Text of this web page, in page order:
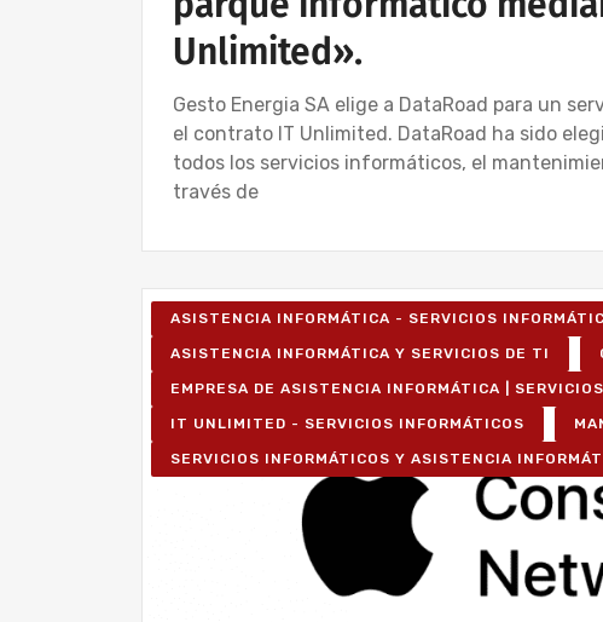
Unlimited».
Gesto Energia SA elige a DataRoad para un
el contrato IT Unlimited. DataRoad ha sido
todos los servicios informáticos, el
través de
ASISTENCIA INFORMÁTICA - SERVICIOS
ASISTENCIA INFORMÁTICA Y SERVICIOS DE TI
EMPRESA DE ASISTENCIA INFORMÁTICA |
IT UNLIMITED - SERVICIOS INFORMÁTICOS
SERVICIOS INFORMÁTICOS Y ASISTENCIA